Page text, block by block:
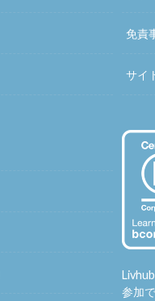
免責
サイ
参加